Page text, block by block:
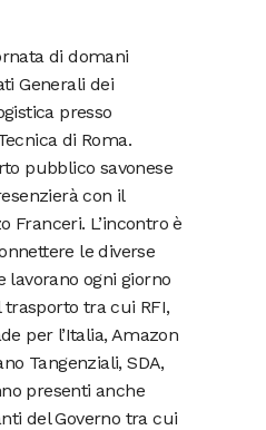
di domani
Generali dei
presso
di Roma.
pubblico savonese
con il
Franceri. L’incontro è
le diverse
lavorano ogni giorno
tra cui RFI,
per l’Italia, Amazon
Tangenziali, SDA,
presenti anche
del Governo tra cui